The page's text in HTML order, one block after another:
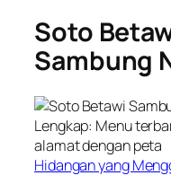
Soto
Sambung
Hidangan yang